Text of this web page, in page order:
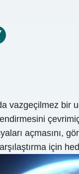
vazgeçilmez
açmasını,
için